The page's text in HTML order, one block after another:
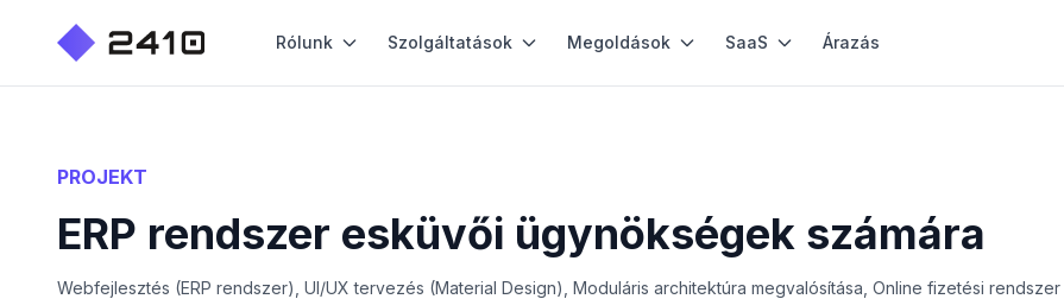
Rólunk Szolgáltatások Megoldások SaaS Árazás
PROJEKT
ERP rendszer esküvői ügynökségek számára
Webfejlesztés (ERP rendszer), UI/UX tervezés (Material Design), Moduláris architektúra megvalósítása, Online fizetési rendszer